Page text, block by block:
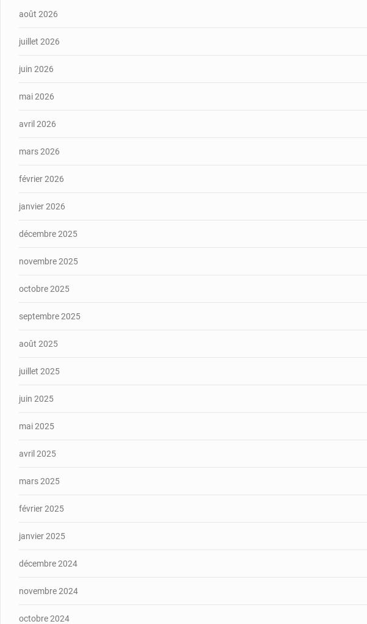
août 2026
juillet 2026
juin 2026
mai 2026
avril 2026
mars 2026
février 2026
janvier 2026
décembre 2025
novembre 2025
octobre 2025
septembre 2025
août 2025
juillet 2025
juin 2025
mai 2025
avril 2025
mars 2025
février 2025
janvier 2025
décembre 2024
novembre 2024
octobre 2024